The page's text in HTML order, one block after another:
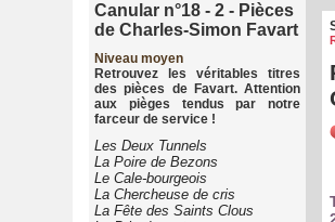
Canular n°18 - 2 - Pièces
de Charles-Simon Favart
Niveau moyen
Retrouvez les véritables titres
des pièces de Favart. Attention
aux pièges tendus par notre
farceur de service !
Les Deux Tunnels
La Poire de Bezons
Le Cale-bourgeois
La Chercheuse de cris
La Fête des Saints Clous